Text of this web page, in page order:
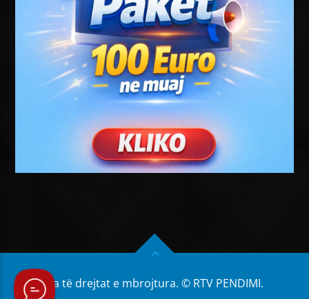
Të gjitha të drejtat e mbrojtura. © RTV PENDIMI.